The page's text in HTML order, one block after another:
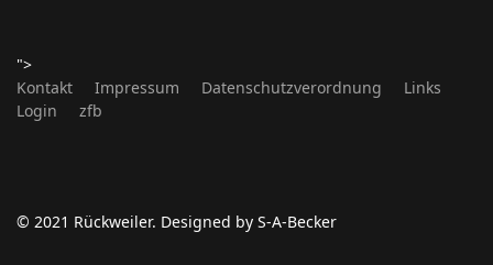
">
Kontakt
Impressum Datenschutzverordnung
Links
Login
zfb
© 2021 Rückweiler. Designed by S-A-Becker